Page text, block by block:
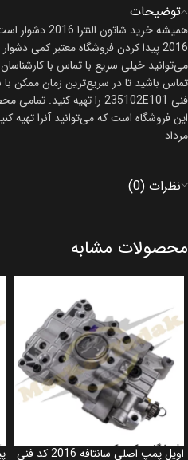
توضیحات
همیشه خرید
2016 پیدا کردن فروشگاه معتبر کمی
می‌توانید خیلی سریع با تماس با
فنی 235102E101 را تهیه کنید. تمامی محصولات
این فروشگاه است که می‌توانید آنرا تهیه
مرداد
نظرات (0)
محصولات مشابه
اویل پمپ اصلی سانتافه 2016 کد فنی